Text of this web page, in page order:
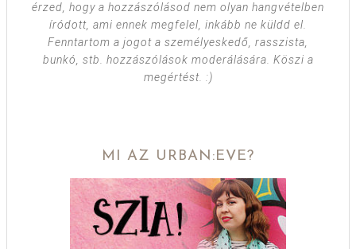
érzed, hogy a hozzászólásod nem olyan hangvételben
íródott, ami ennek megfelel, inkább ne küldd el.
Fenntartom a jogot a személyeskedő, rasszista,
bunkó, stb. hozzászólások moderálására. Köszi a
megértést. :)
MI AZ URBAN:EVE?